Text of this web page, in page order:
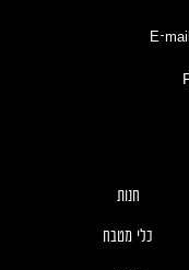
E-
חנות
כלי מטבח